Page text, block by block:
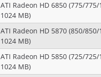
ATI Radeon HD 6850 (775/
1024 MB)
ATI Radeon HD 5870 (850/
1024 MB)
ATI Radeon HD 5850 (725/
1024 MB)